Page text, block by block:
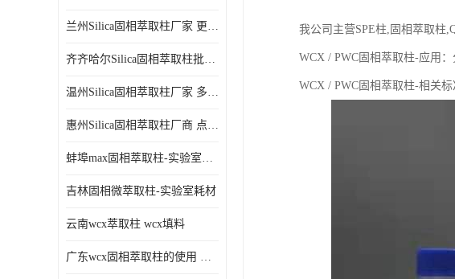
兰州Silica固相萃取柱厂家 更多请咨询
齐齐哈尔Silica固相萃取柱批发 更多请咨询
温州Silica固相萃取柱厂家 多种规格
惠州Silica固相萃取柱厂商 点击查询更多
蚌埠max固相萃取柱-实验室耗材
吉林固相微萃取柱-实验室耗材
云南wcx萃取柱 wcx填料
广东wcx固相萃取柱的使用 wcx固相萃取柱通用流程
我公司主营SPE柱,固相萃取柱
WCX / PWC固相萃取柱-应用
WCX / PWC固相萃取柱-相关